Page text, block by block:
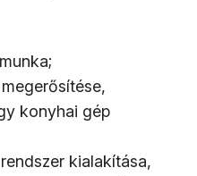
konyhai gép
kialakítása,